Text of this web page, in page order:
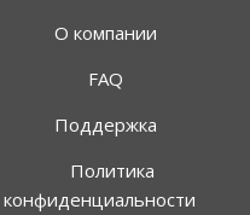
О компании
FAQ
Поддержка
Политика
конфиденциальности